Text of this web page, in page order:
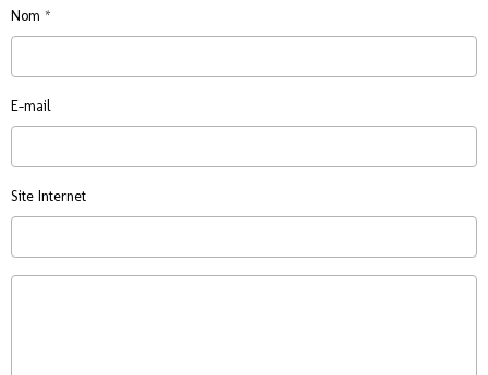
Nom
E-mail
Site Internet